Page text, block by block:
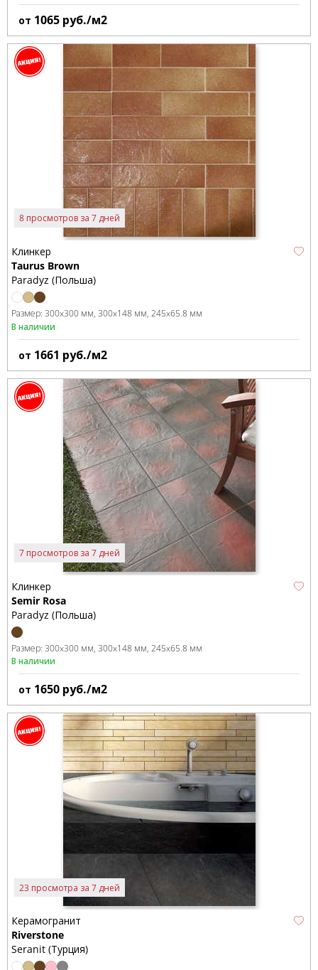
от 1065 руб./м2
8 просмотров за 7 дней
Клинкер
Taurus Brown
Paradyz (Польша)
Размер: 300x300 мм 300x148 мм 245x65.8 мм
В наличии
от 1661 руб./м2
7 просмотров за 7 дней
Клинкер
Semir Rosa
Paradyz (Польша)
Размер: 300x300 мм 300x148 мм 245x65.8 мм
В наличии
от 1650 руб./м2
23 просмотра за 7 дней
Керамогранит
Riverstone
Seranit (Турция)